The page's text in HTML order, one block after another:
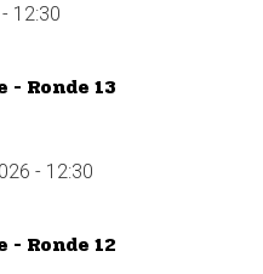
12:30
Ronde 13
- 12:30
Ronde 12